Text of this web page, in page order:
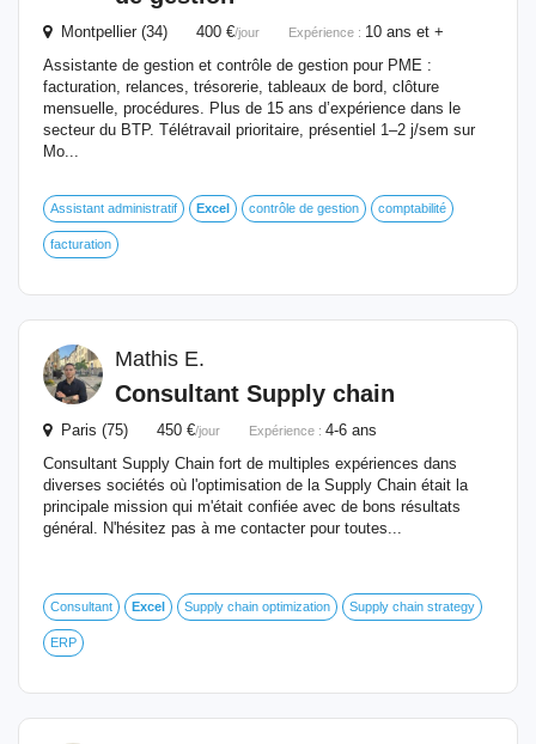
Montpellier (34) 400 €/jour Expérience : 10 ans et +
Assistante de gestion et contrôle de gestion pour PME :
facturation, relances, trésorerie, tableaux de bord, clôture
mensuelle, procédures. Plus de 15 ans d’expérience dans le
secteur du BTP. Télétravail prioritaire, présentiel 1–2 j/sem sur
Mo...
Assistant administratif Excel contrôle de gestion comptabilité
facturation
Mathis E.
Consultant Supply chain
Paris (75) 450 €/jour Expérience : 4-6 ans
Consultant Supply Chain fort de multiples expériences dans
diverses sociétés où l'optimisation de la Supply Chain était la
principale mission qui m'était confiée avec de bons résultats
général. N'hésitez pas à me contacter pour toutes...
Consultant Excel Supply chain optimization Supply chain strategy
ERP